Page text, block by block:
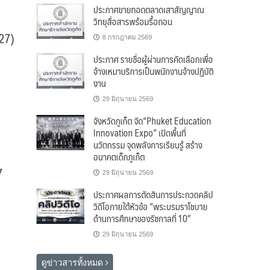
ประกาศขายทอดตลาดเสาสัญญาณ
วิทยุสื่อสารพร้อมรื้อถอน
8 กรกฎาคม 2569
ประกาศ รายชื่อผู้ผ่านการคัดเลือกเพื่อ
จ้างเหมาบริการเป็นพนักงานจ้างปฏิบัติ
งาน
29 มิถุนายน 2569
จังหวัดภูเก็ต จัด“Phuket Education
Innovation Expo” เปิดพื้นที่
นวัตกรรม จุดพลังการเรียนรู้ สร้าง
อนาคตเด็กภูเก็ต
29 มิถุนายน 2569
ประกาศผลการตัดสินการประกวดคลิป
วิดีโอภายใต้หัวข้อ “พระบรมราโชบาย
ด้านการศึกษาของรัชกาลที่ 10”
29 มิถุนายน 2569
ดูข่าวสารทั้งหมด